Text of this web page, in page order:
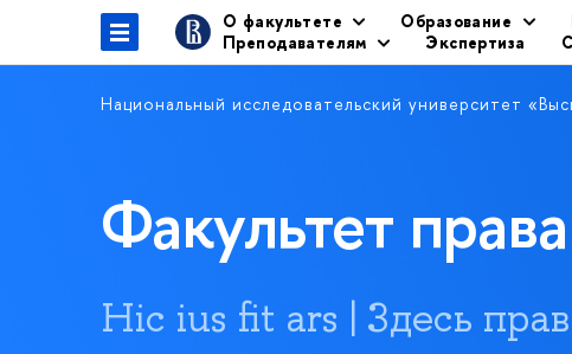
О факультете Образование
Преподавателям
Экспертиза
Национальный исследовательский университет
Факультет
Hic ius fit ars | Здесь